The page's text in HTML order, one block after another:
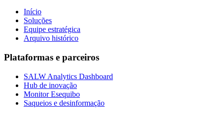
Início
Soluções
Equipe estratégica
Arquivo histórico
Plataformas e parceiros
SALW Analytics Dashboard
Hub de inovação
Monitor Esequibo
Saqueios e desinformação